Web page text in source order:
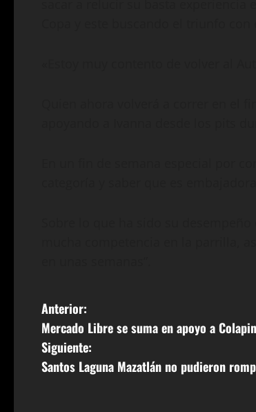
N
a
v
Anterior:
Mercado Libre se suma en apoyo a
Siguiente:
Santos Laguna Mazatlán no pudieron